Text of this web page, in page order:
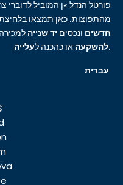
פורטל הנדל »ן המוביל לדוברי
מהתפוצות. כאן תמצאו
חדשים ונכסים יד שנייה
להשקעה או כהכנה לעלייה .